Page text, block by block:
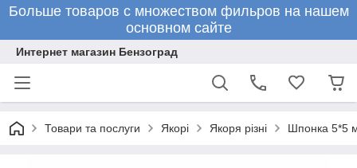
Больше товаров с множеством фильров на нашем
основном сайте
Интернет магазин Бензоград
Товари та послуги Якорі Якоря різні Шпонка 5*5